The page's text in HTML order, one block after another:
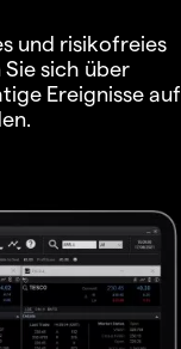
und risikofreies
sich über
Ereignisse auf